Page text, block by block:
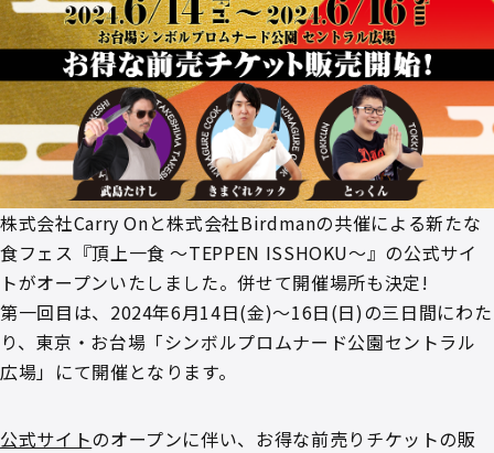
株式会社Carry Onと株式会社Birdmanの共催による新たな
食フェス『頂上一食 ～TEPPEN ISSHOKU～』の公式サイ
トがオープンいたしました。併せて開催場所も決定!
第一回目は、2024年6月14日(金)～16日(日)の三日間にわた
り、東京・お台場「シンボルプロムナード公園セントラル
広場」にて開催となります。
公式サイトのオープンに伴い、お得な前売りチケットの販